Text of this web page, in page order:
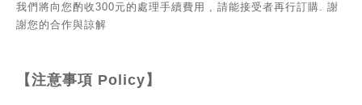
我們將向您酌收300元的處理手續費用 , 請能接受者再行訂購. 謝
謝您的合作與諒解
【注意事項 Policy 】